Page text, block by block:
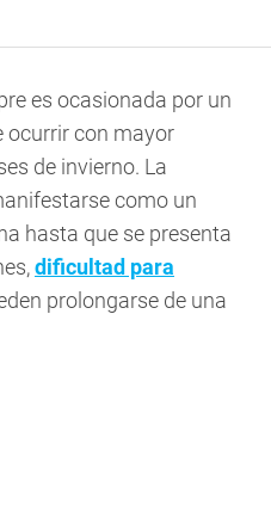
es ocasionada por un
ocurrir con mayor
de invierno. La
como un
hasta que se presenta
dificultad para
prolongarse de una